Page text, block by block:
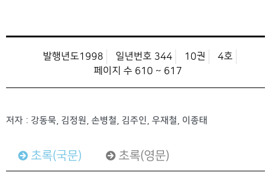
발행년도1998 일년번호 344 10권
4호
페이지 수 610 ~ 617
저자 : 강동묵, 김정원, 손병철, 김주인, 우재철, 이종태
초록(국문) 초록(영문)